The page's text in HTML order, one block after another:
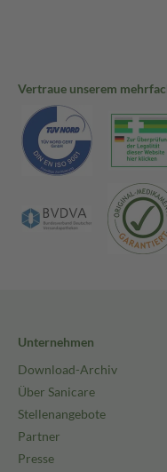
Vertraue unserem
Unternehmen
Download-Archiv
Über Sanicare
Stellenangebote
Partner
Presse